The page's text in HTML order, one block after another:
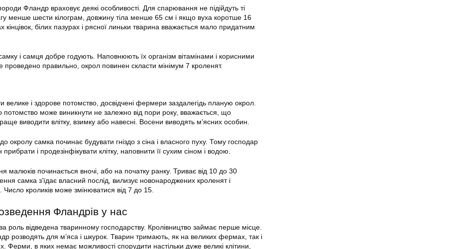
Фландр враховує деякі особливості. Для спарювання не підійдуть ті
менше шести кілограм, довжину тіла менше 65 см і якщо вуха коротше 16
білих пазурах і рясної линьки тварина вважається мало придатним
і самця добре годують. Наповнюють їх організм вітамінами і корисними
правильно, окрол повинен скласти мінімум 7 кроленят.
велике і здорове потомство, досвідчені фермери заздалегідь планую окрол.
може виникнути не залежно від пори року, вважається, що
виводити влітку, взимку або навесні. Восени виводять м’ясних особин.
окролу самка починає будувати гніздо з сіна і власного пуху. Тому господар
і продезінфікувати клітку, наповнити її сухим сіном і водою.
малюків починається вночі, або на початку ранку. Триває від 10 до 30
самка з’їдає власний послід, вилизує новонароджених кроленят і
Число кроликів може змінюватися від 7 до 15.
Фландрів у нас
роль відведена тваринному господарству. Кролівництво займає перше місце.
розводять для м’яса і шкурок. Тварин тримають, як на великих фермах, так і
Ферми, в яких немає можливості спорудити настільки дуже великі клітини,